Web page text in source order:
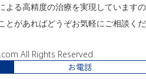
よる高精度の治療を実現していますの
とがあればどうぞお気軽にご相談くだ
All Rights Reserved.
お電話